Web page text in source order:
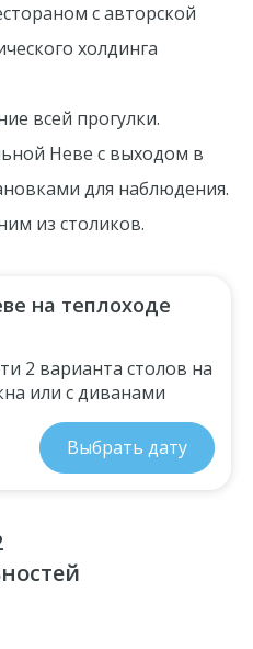
с авторской
холдинга
всей прогулки.
Неве с выходом в
для наблюдения.
из столиков.
на теплоходе
2 варианта столов на
или с диванами
Выбрать дату